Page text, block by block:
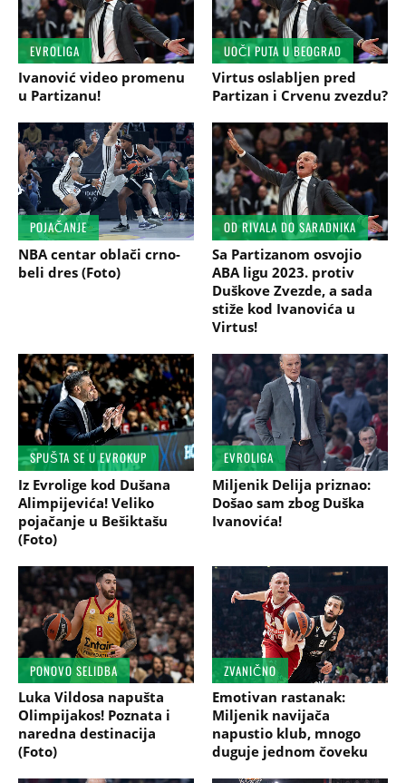
EVROLIGA
Ivanović video promenu
u Partizanu!
UOČI PUTA U BEOGRAD
Virtus oslabljen pred
Partizan i Crvenu zvezdu?
POJAČANJE
NBA centar oblači crno-
beli dres (Foto)
OD RIVALA DO SARADNIKA
Sa Partizanom osvojio
ABA ligu 2023. protiv
Duškove Zvezde, a sada
stiže kod Ivanovića u
Virtus!
SPUŠTA SE U EVROKUP
Iz Evrolige kod Dušana
Alimpijevića! Veliko
pojačanje u Bešiktašu
(Foto)
EVROLIGA
Miljenik Delija priznao:
Došao sam zbog Duška
Ivanovića!
PONOVO SELIDBA
Luka Vildosa napušta
Olimpijakos! Poznata i
naredna destinacija
(Foto)
ZVANIČNO
Emotivan rastanak:
Miljenik navijača
napustio klub, mnogo
duguje jednom čoveku